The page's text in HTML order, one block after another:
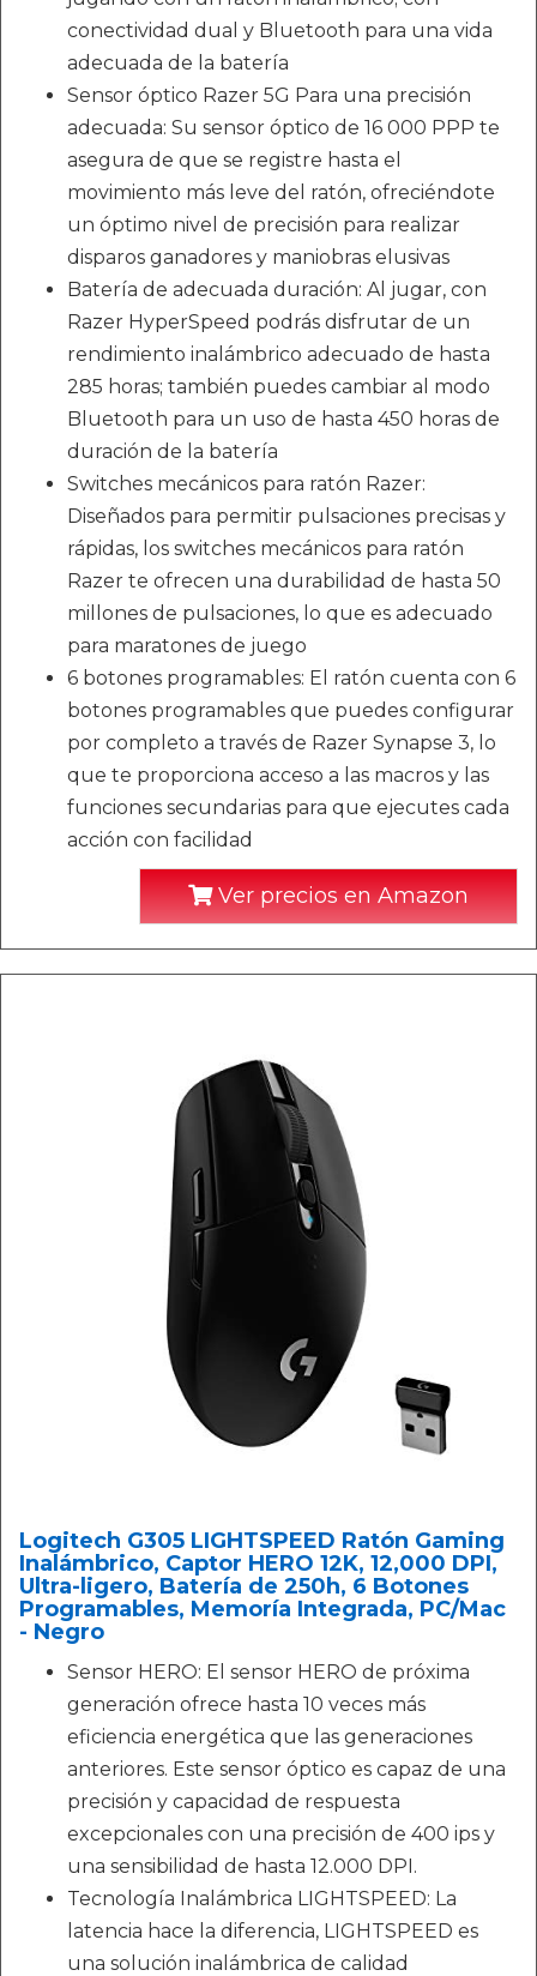
conectividad dual y Bluetooth para una vida
adecuada de la batería
Sensor óptico Razer 5G Para una precisión
adecuada: Su sensor óptico de 16 000 PPP te
asegura de que se registre hasta el
movimiento más leve del ratón, ofreciéndote
un óptimo nivel de precisión para realizar
disparos ganadores y maniobras elusivas
Batería de adecuada duración: Al jugar, con
Razer HyperSpeed podrás disfrutar de un
rendimiento inalámbrico adecuado de hasta
285 horas; también puedes cambiar al modo
Bluetooth para un uso de hasta 450 horas de
duración de la batería
Switches mecánicos para ratón Razer:
Diseñados para permitir pulsaciones precisas y
rápidas, los switches mecánicos para ratón
Razer te ofrecen una durabilidad de hasta 50
millones de pulsaciones, lo que es adecuado
para maratones de juego
6 botones programables: El ratón cuenta con 6
botones programables que puedes configurar
por completo a través de Razer Synapse 3, lo
que te proporciona acceso a las macros y las
funciones secundarias para que ejecutes cada
acción con facilidad
Ver precios en Amazon
Logitech G305 LIGHTSPEED Ratón Gaming
Inalámbrico, Captor HERO 12K, 12,000 DPI,
Ultra-ligero, Batería de 250h, 6 Botones
Programables, Memoría Integrada, PC/Mac
- Negro
Sensor HERO: El sensor HERO de próxima
generación ofrece hasta 10 veces más
eficiencia energética que las generaciones
anteriores. Este sensor óptico es capaz de una
precisión y capacidad de respuesta
excepcionales con una precisión de 400 ips y
una sensibilidad de hasta 12.000 DPI.
Tecnología Inalámbrica LIGHTSPEED: La
latencia hace la diferencia, LIGHTSPEED es
una solución inalámbrica de calidad